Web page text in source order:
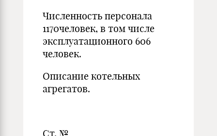
Численность персонала
1170человек, в том числе
эксплуатационного 606
человек.
Описание котельных
агрегатов.
Ст. №